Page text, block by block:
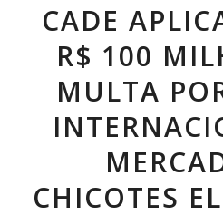
CADE
R$ 100
MULTA
CHICOTES